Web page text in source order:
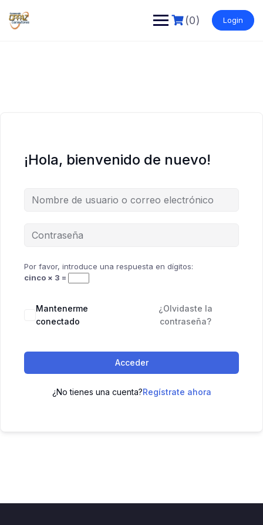
contenido
(0) Login
¡Hola, bienvenido de nuevo!
Por favor, introduce una respuesta en dígitos:
cinco × 3 =
Mantenerme
conectado
¿Olvidaste la
contraseña?
Acceder
¿No tienes una cuenta?Regístrate ahora